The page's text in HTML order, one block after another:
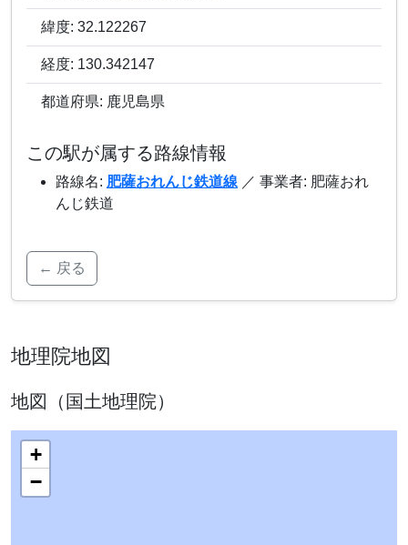
緯度: 32.122267
経度: 130.342147
都道府県: 鹿児島県
この駅が属する路線情報
路線名: 肥薩おれんじ鉄道線 ／ 事業者: 肥薩おれ
んじ鉄道
← 戻る
地理院地図
地図（国土地理院）
+
−